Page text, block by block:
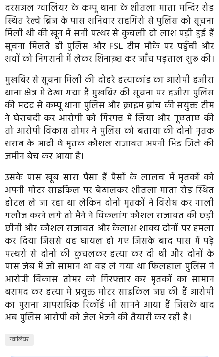
दरसअल ग्वालियर के कम्पू थाना के शीतला माता मन्दिर रोड
स्थित रेल्वे ब्रिज के पास शनिवार राहगिरो से पुलिस को सूचना
मिली थी की खून में सनी पत्थर से कुचली दो लाश पड़ी हुई हैं
सूचना मिलते ही पुलिस और FSL टीम मौके पर पहुँची और
शवों को निगरानी में लेकर शिनाख़्त कर जाँच पड़ताल शुरू की।
मुखबिर से सूचना मिली की दोहरे हत्याकांड का आरोपी हजीरा
थाना क्षेत्र में देखा गया हैं मुखबिर की सूचना पर हजीरा पुलिस
की मदद से कम्पू थाना पुलिस और क्राइम ब्रांच की सयुंक्त टीम
ने घेराबंदी कर आरोपी को गिरफ्त में लिया और पूछताछ की
तो आरोपी विकास तोमर ने पुलिस को बताया की दोनों मृतक
शराब के आदी थे मृतक कौशल राजावत अपनी भिंड जिले की
जमीन बेच कर आया हैं।
उसके पास खूब सारा पैसा हैं पैसों के लालच में मृतकों को
अपनी मोटर साइकिल पर बेठालकर शीतला माता रोड़ स्थित
होटल ले जा रहा था लेकिन दोनों मृतकों ने विरोध कर गाली
गलौज करने लगे तो मैने ने विकलांग कौशल राजावत की छड़ी
छीनी और कौशल राजावत और केलाश शाक्य दोनों पर हमला
कर दिया जिससे वह घायल हो गए जिसके बाद पास में पड़े
पत्थरों से दोनों की कुचलकर हत्या कर दी थी और दोनों के
पास जेब में जो सामान था वह ले गया था फिलहाल पुलिस ने
आरोपी विकास तोमर को गिरफ्तार कर मृतकों का सामान
बरामद कर हत्या में प्रयुक्त मोटर साइकिल जप्त की हैं आरोपी
का पुराना आपराधिक रिकॉर्ड भी सामने आया हैं जिसके बाद
अब पुलिस आरोपी को जेल भेजने की तैयारी कर रही है।
ग्वालियर